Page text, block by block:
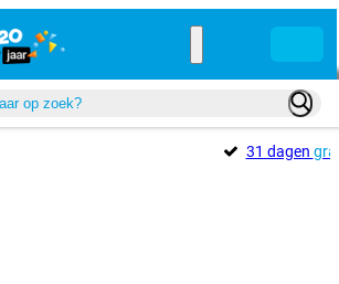
31 dagen